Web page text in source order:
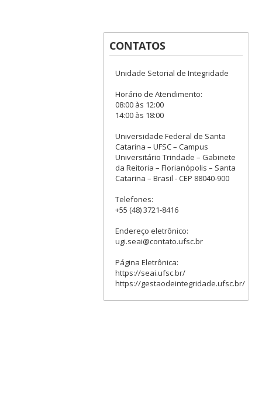
CONTATOS
Unidade Setorial de Integridade
Horário de Atendimento:
08:00 às 12:00
14:00 às 18:00
Universidade Federal de Santa
Catarina – UFSC – Campus
Universitário Trindade – Gabinete
da Reitoria – Florianópolis – Santa
Catarina – Brasil - CEP 88040-900
Telefones:
+55 (48) 3721-8416
Endereço eletrônico:
ugi.seai@contato.ufsc.br
Página Eletrônica:
https://seai.ufsc.br/
https://gestaodeintegridade.ufsc.br/